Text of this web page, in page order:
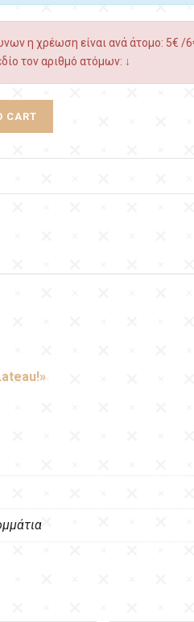
η χρέωση είναι ανά άτομο: 5€ /
τον αριθμό ατόμων: ↓
CART